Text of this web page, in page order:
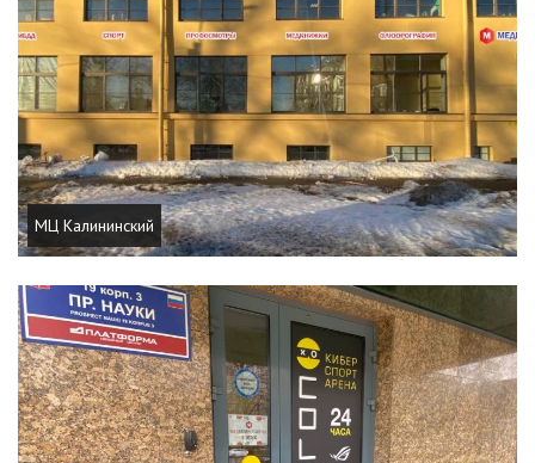
МЦ Калининский